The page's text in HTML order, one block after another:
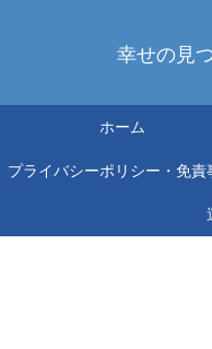
幸せの見
ホーム
プライバシーポリシー・免責